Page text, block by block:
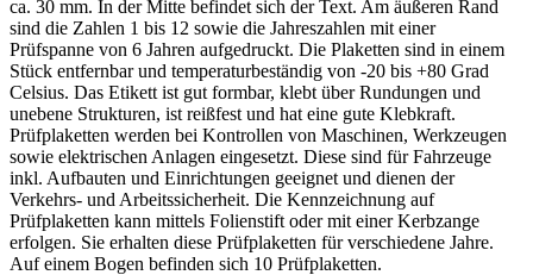
ca. 30 mm. In der Mitte befindet sich der Text. Am äußeren Rand
sind die Zahlen 1 bis 12 sowie die Jahreszahlen mit einer
Prüfspanne von 6 Jahren aufgedruckt. Die Plaketten sind in einem
Stück entfernbar und temperaturbeständig von -20 bis +80 Grad
Celsius. Das Etikett ist gut formbar, klebt über Rundungen und
unebene Strukturen, ist reißfest und hat eine gute Klebkraft.
Prüfplaketten werden bei Kontrollen von Maschinen, Werkzeugen
sowie elektrischen Anlagen eingesetzt. Diese sind für Fahrzeuge
inkl. Aufbauten und Einrichtungen geeignet und dienen der
Verkehrs- und Arbeitssicherheit. Die Kennzeichnung auf
Prüfplaketten kann mittels Folienstift oder mit einer Kerbzange
erfolgen. Sie erhalten diese Prüfplaketten für verschiedene Jahre.
Auf einem Bogen befinden sich 10 Prüfplaketten.